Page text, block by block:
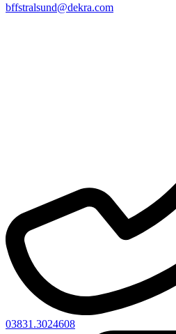
bffstralsund@​dekra​.com
03831.3024608